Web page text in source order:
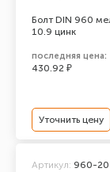
Болт DIN 960
10.9 цинк
последняя цена:
430.92 ₽
Уточнить цену
Артикул: 960-